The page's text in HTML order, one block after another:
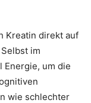
Kreatin direkt auf
im
Energie, um die
wie schlechter